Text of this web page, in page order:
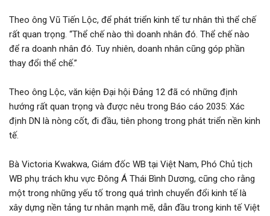
Theo ông Vũ Tiến Lộc, để phát triển kinh tế tư nhân thì thể chế
rất quan trọng. “Thể chế nào thì doanh nhân đó. Thể chế nào
để ra doanh nhân đó. Tuy nhiên, doanh nhân cũng góp phần
thay đổi thể chế.”
Theo ông Lộc, văn kiện Đại hội Đảng 12 đã có những định
hướng rất quan trọng và được nêu trong Báo cáo 2035: Xác
định DN là nòng cốt, đi đầu, tiên phong trong phát triển nền kinh
tế.
Bà Victoria Kwakwa, Giám đốc WB tại Việt Nam, Phó Chủ tịch
WB phụ trách khu vực Đông Á Thái Bình Dương, cũng cho rằng
một trong những yếu tố trong quá trình chuyển đổi kinh tế là
xây dựng nền tảng tư nhân mạnh mẽ, dẫn đầu trong kinh tế Việt